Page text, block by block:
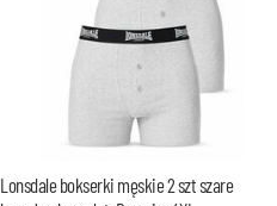
Lonsdale bokserki męskie 2 szt szare